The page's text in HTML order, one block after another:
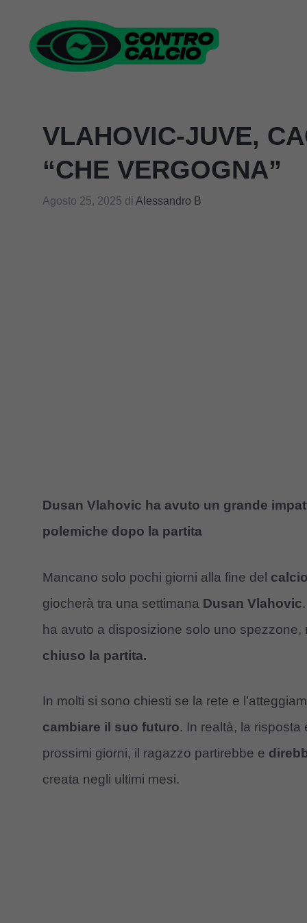
contenuto
VLAHOVIC-JUVE,
“CHE VERGOGNA”
Agosto 25, 2025 di Alessandro B
Dusan Vlahovic ha avuto un grande
polemiche dopo la partita
Mancano solo pochi giorni alla fine del
giocherà tra una settimana Dusan Vlahovic
ha avuto a disposizione solo uno
chiuso la partita.
In molti si sono chiesti se la rete e
cambiare il suo futuro. In realtà, la risposta
prossimi giorni, il ragazzo partirebbe e
creata negli ultimi mesi.